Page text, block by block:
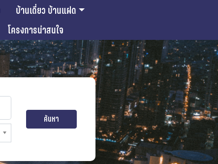
บ้านเดี่ยว บ้านแฝด
โครงการน่าสนใจ
ค้นหา